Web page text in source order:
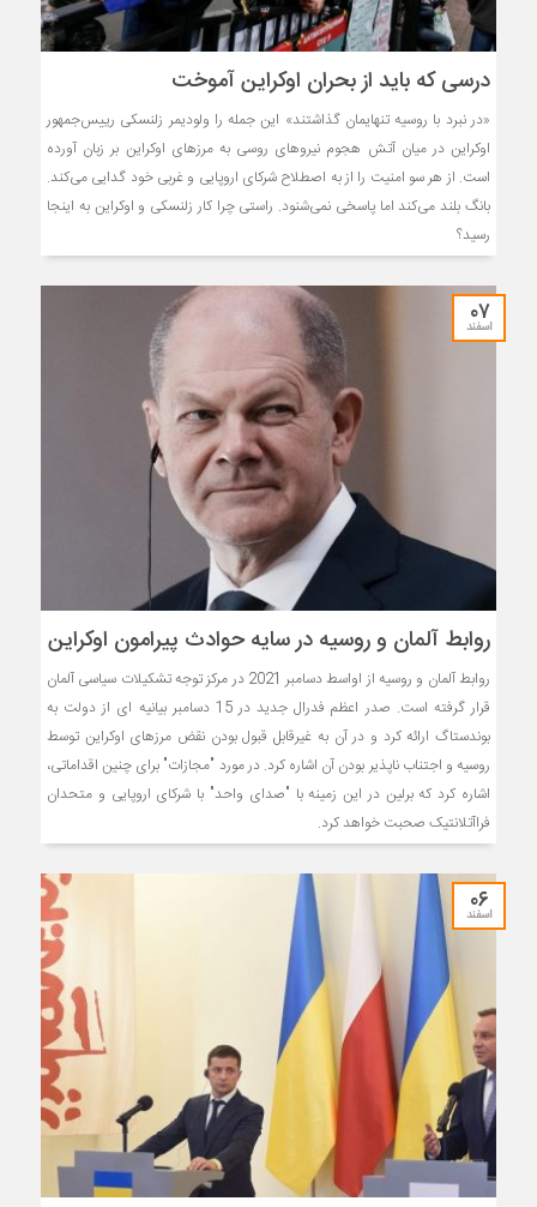
درسی که باید از بحران اوکراین آموخت
«در نبرد با روسیه تنهایمان گذاشتند» این جمله را ولودیمر زلنسکی رییس‌جمهور
اوکراین در میان آتش هجوم نیروهای روسی به مرزهای اوکراین بر زبان آورده
است. از هر سو امنیت را از به اصطلاح شرکای اروپایی و غربی خود گدایی می‌کند.
بانگ بلند می‌کند اما پاسخی نمی‌شنود. راستی چرا کار زلنسکی و اوکراین به اینجا
رسید؟
۰۷
اسفند
روابط آلمان و روسیه در سایه حوادث پیرامون اوکراین
روابط آلمان و روسیه از اواسط دسامبر 2021 در مرکز توجه تشکیلات سیاسی آلمان
قرار گرفته است. صدر اعظم فدرال جدید در 15 دسامبر بیانیه ای از دولت به
بوندستاگ ارائه کرد و در آن به غیرقابل قبول بودن نقض مرزهای اوکراین توسط
روسیه و اجتناب ناپذیر بودن آن اشاره کرد. در مورد "مجازات" برای چنین اقداماتی،
اشاره کرد که برلین در این زمینه با "صدای واحد" با شرکای اروپایی و متحدان
فراآتلانتیک صحبت خواهد کرد.
۰۶
اسفند